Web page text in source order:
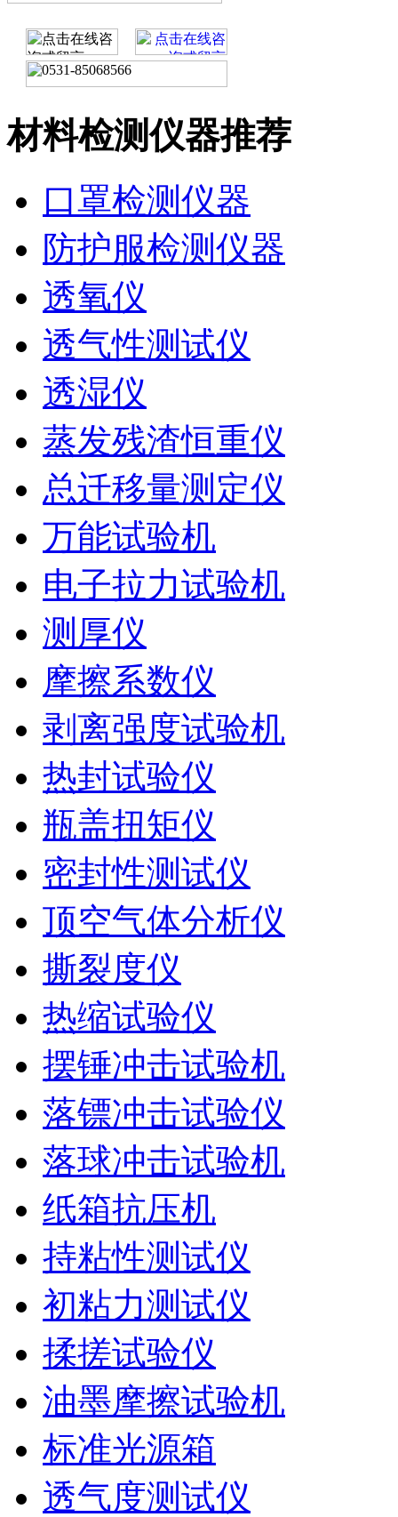
材料检测仪器推荐
口罩检测仪器
防护服检测仪器
透氧仪
透气性测试仪
透湿仪
蒸发残渣恒重仪
总迁移量测定仪
万能试验机
电子拉力试验机
测厚仪
摩擦系数仪
剥离强度试验机
热封试验仪
瓶盖扭矩仪
密封性测试仪
顶空气体分析仪
撕裂度仪
热缩试验仪
摆锤冲击试验机
落镖冲击试验仪
落球冲击试验机
纸箱抗压机
持粘性测试仪
初粘力测试仪
揉搓试验仪
油墨摩擦试验机
标准光源箱
透气度测试仪